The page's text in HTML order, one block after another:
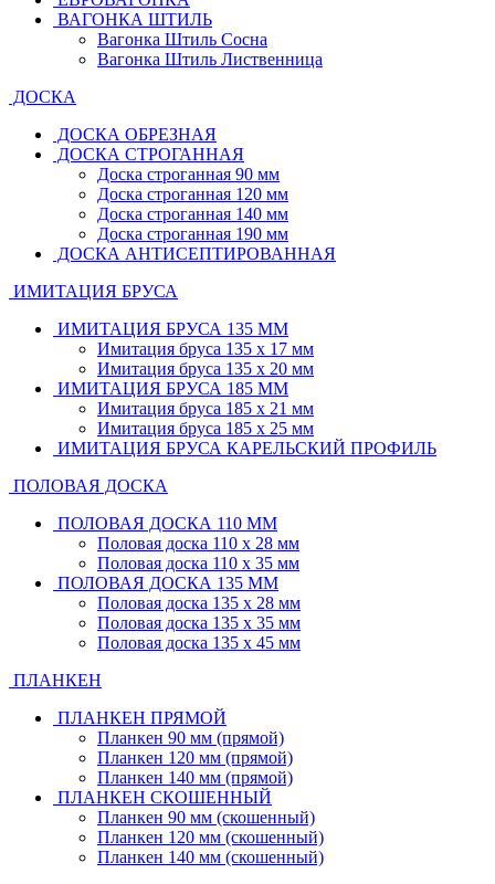
ВАГОНКА ШТИЛЬ
Вагонка Штиль Сосна
Вагонка Штиль Лиственница
ДОСКА
ДОСКА ОБРЕЗНАЯ
ДОСКА СТРОГАННАЯ
Доска строганная 90 мм
Доска строганная 120 мм
Доска строганная 140 мм
Доска строганная 190 мм
ДОСКА АНТИСЕПТИРОВАННАЯ
ИМИТАЦИЯ БРУСА
ИМИТАЦИЯ БРУСА 135 ММ
Имитация бруса 135 х 17 мм
Имитация бруса 135 х 20 мм
ИМИТАЦИЯ БРУСА 185 ММ
Имитация бруса 185 х 21 мм
Имитация бруса 185 х 25 мм
ИМИТАЦИЯ БРУСА КАРЕЛЬСКИЙ ПРОФИЛЬ
ПОЛОВАЯ ДОСКА
ПОЛОВАЯ ДОСКА 110 ММ
Половая доска 110 х 28 мм
Половая доска 110 х 35 мм
ПОЛОВАЯ ДОСКА 135 ММ
Половая доска 135 х 28 мм
Половая доска 135 х 35 мм
Половая доска 135 х 45 мм
ПЛАНКЕН
ПЛАНКЕН ПРЯМОЙ
Планкен 90 мм (прямой)
Планкен 120 мм (прямой)
Планкен 140 мм (прямой)
ПЛАНКЕН СКОШЕННЫЙ
Планкен 90 мм (скошенный)
Планкен 120 мм (скошенный)
Планкен 140 мм (скошенный)